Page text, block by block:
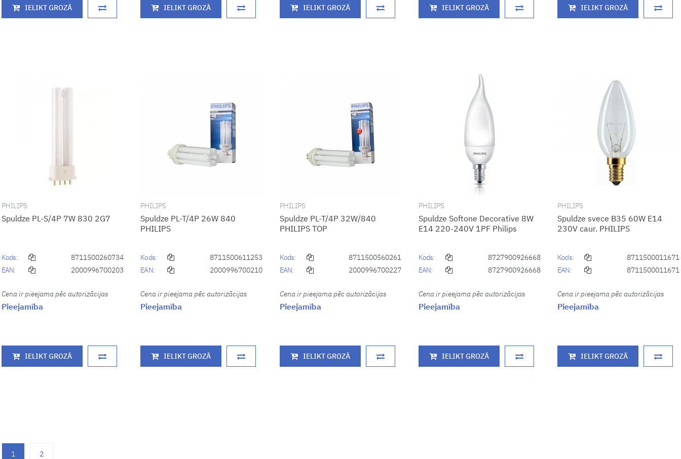
IELIKT GROZĀ IELIKT GROZĀ IELIKT GROZĀ IELIKT GROZĀ IELIKT GROZĀ
PHILIPS
Spuldze PL-S/4P 7W 830 2G7
Kods:
8711500260734
EAN:
2000996700203
Cena ir pieejama pēc autorizācijas
Pieejamība
IELIKT GROZĀ
PHILIPS
Spuldze PL-T/4P 26W 840
PHILIPS
Kods:
8711500611253
EAN:
2000996700210
Cena ir pieejama pēc autorizācijas
Pieejamība
IELIKT GROZĀ
PHILIPS
Spuldze PL-T/4P 32W/840
PHILIPS TOP
Kods:
8711500560261
EAN:
2000996700227
Cena ir pieejama pēc autorizācijas
Pieejamība
IELIKT GROZĀ
PHILIPS
Spuldze Softone Decorative 8W
E14 220-240V 1PF Philips
Kods:
8727900926668
EAN:
8727900926668
Cena ir pieejama pēc autorizācijas
Pieejamība
IELIKT GROZĀ
PHILIPS
Spuldze svece B35 60W E14
230V caur. PHILIPS
Kods:
8711500011671
EAN:
8711500011671
Cena ir pieejama pēc autorizācijas
Pieejamība
IELIKT GROZĀ
1 2